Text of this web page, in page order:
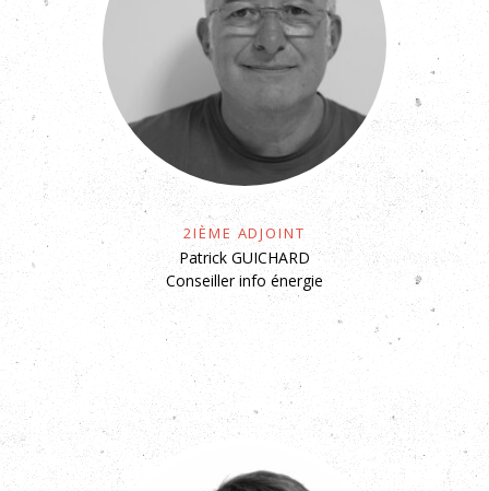
2ième Adjoint
Patrick GUICHARD
Conseiller info énergie